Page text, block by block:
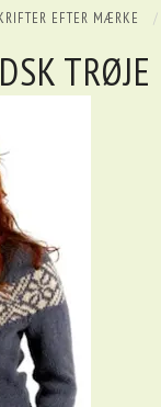
EFTER MÆRKE
TRØJE